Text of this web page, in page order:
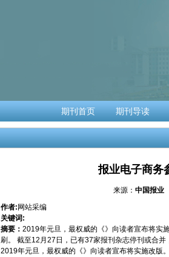
期刊首页 期刊导读
报业电子商务
来源： 中国报业
作者: 网站采编
关键词:
摘要： 2019年元旦，最权威的《》向读者宣布将实
刷。 截至12月27日，已有37家报刊杂志停刊或合并
2019年元旦，最权威的《》向读者宣布将实施改版